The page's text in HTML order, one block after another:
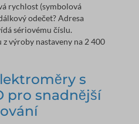
rychlost (symbolová
odečet? Adresa
sériovému číslu.
výroby nastaveny na 2 400
s
pro snadnější